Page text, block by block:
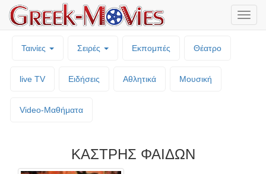
Ταινίες Σειρές Εκπομπές Θέατρο
live TV Ειδήσεις Αθλητικά Μουσική
Video-Mαθήματα
ΚΑΣΤΡΗΣ ΦΑΙΔΩΝ